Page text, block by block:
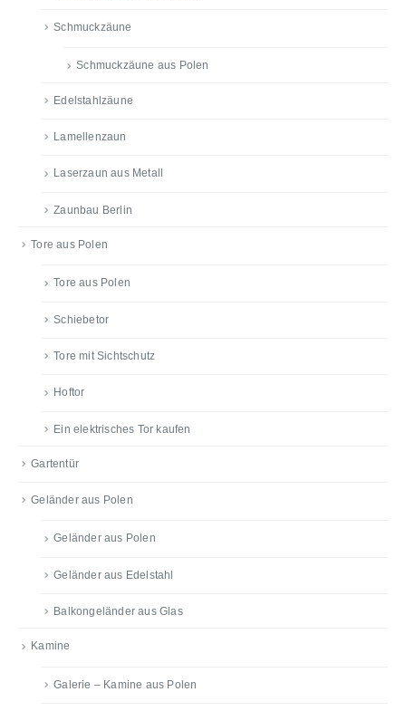
Schmuckzäune
Schmuckzäune aus Polen
Edelstahlzäune
Lamellenzaun
Laserzaun aus Metall
Zaunbau Berlin
Tore aus Polen
Tore aus Polen
Schiebetor
Tore mit Sichtschutz
Hoftor
Ein elektrisches Tor kaufen
Gartentür
Geländer aus Polen
Geländer aus Polen
Geländer aus Edelstahl
Balkongeländer aus Glas
Kamine
Galerie – Kamine aus Polen